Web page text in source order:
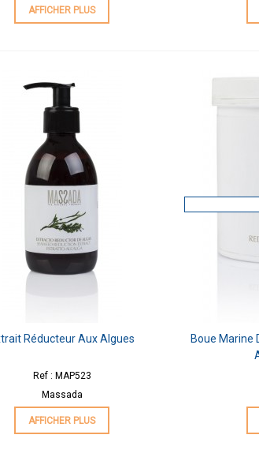
AFFICHER PLUS
Réducteur Aux Algues
Ref : MAP523
Massada
AFFICHER PLUS
Boue Marine